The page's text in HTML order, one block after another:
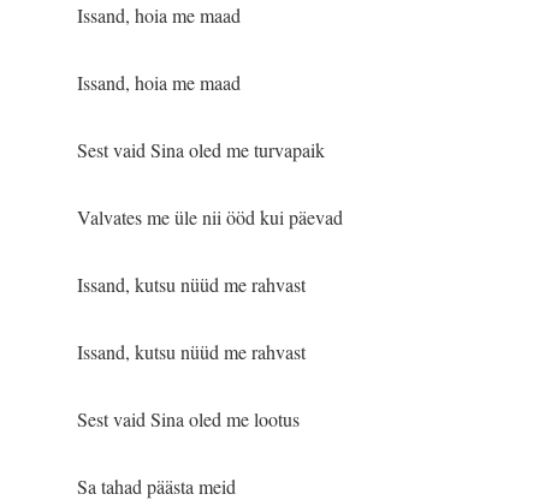
Issand, hoia me maad
Issand, hoia me maad
Sest vaid Sina oled me turvapaik
Valvates me üle nii ööd kui päevad
Issand, kutsu nüüd me rahvast
Issand, kutsu nüüd me rahvast
Sest vaid Sina oled me lootus
Sa tahad päästa meid